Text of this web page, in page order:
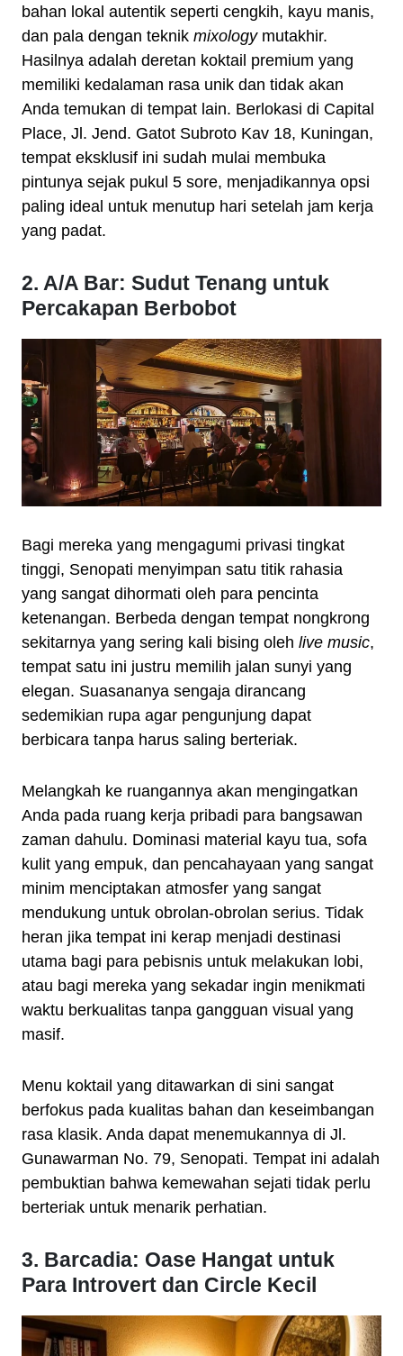
bahan lokal autentik seperti cengkih, kayu manis,
dan pala dengan teknik mixologymutakhir.
Hasilnya adalah deretan koktail premium yang
memiliki kedalaman rasa unik dan tidak akan
Anda temukan di tempat lain. Berlokasi di Capital
Place, Jl. Jend. Gatot Subroto Kav 18, Kuningan,
tempat eksklusif ini sudah mulai membuka
pintunya sejak pukul 5 sore, menjadikannya opsi
paling ideal untuk menutup hari setelah jam kerja
yang padat.
2. A/A Bar: Sudut Tenang untuk
Percakapan Berbobot
Bagi mereka yang mengagumi privasi tingkat
tinggi, Senopati menyimpan satu titik rahasia
yang sangat dihormati oleh para pencinta
ketenangan. Berbeda dengan tempat nongkrong
sekitarnya yang sering kali bising oleh live music,
tempat satu ini justru memilih jalan sunyi yang
elegan. Suasananya sengaja dirancang
sedemikian rupa agar pengunjung dapat
berbicara tanpa harus saling berteriak.
Melangkah ke ruangannya akan mengingatkan
Anda pada ruang kerja pribadi para bangsawan
zaman dahulu. Dominasi material kayu tua, sofa
kulit yang empuk, dan pencahayaan yang sangat
minim menciptakan atmosfer yang sangat
mendukung untuk obrolan-obrolan serius. Tidak
heran jika tempat ini kerap menjadi destinasi
utama bagi para pebisnis untuk melakukan lobi,
atau bagi mereka yang sekadar ingin menikmati
waktu berkualitas tanpa gangguan visual yang
masif.
Menu koktail yang ditawarkan di sini sangat
berfokus pada kualitas bahan dan keseimbangan
rasa klasik. Anda dapat menemukannya di Jl.
Gunawarman No. 79, Senopati. Tempat ini adalah
pembuktian bahwa kemewahan sejati tidak perlu
berteriak untuk menarik perhatian.
3. Barcadia: Oase Hangat untuk
Para Introvert dan Circle Kecil